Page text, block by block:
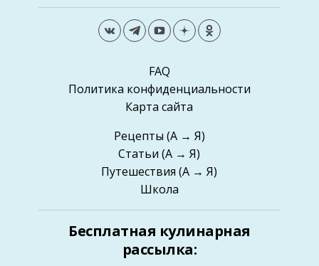
FAQ
Политика конфиденциальности
Карта сайта
Рецепты (А → Я)
Статьи (А → Я)
Путешествия (А → Я)
Школа
Бесплатная кулинарная
рассылка: